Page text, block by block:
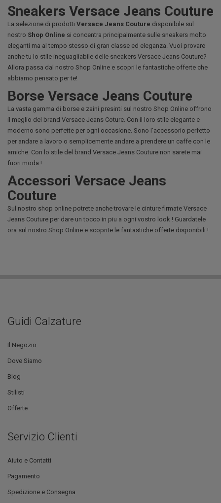
Sneakers Versace Jeans Couture
La selezione di prodotti Versace Jeans Couture disponibile sul
nostro Shop Online si concentra principalmente sulle sneakers molto
eleganti ma al tempo stesso di gran classe ed eleganza. Vuoi provare
anche tu lo stile ineguagliabile delle sneakers Versace Jeans Couture?
Allora passa dal nostro Shop Online e scopri le fantastiche offerte che
abbiamo pensato per te!
Borse Versace Jeans Couture
La vasta gamma di borse e zaini presinti sul nostro Shop Online offrono
il meglio del brand Versace Jeans Coture. Con il loro stile elegante e
moderno sono perfette per ogni occasione. Sono l'accessorio perfetto
per andare a lavoro o semplicemente andare a prendere un caffe con le
amiche. Con lo stile del brand Versace Jeans Couture non sarete mai
fuori moda !
Accessori Versace Jeans
Couture
Sul nostro shop online potrete anche trovare le cinture firmate Versace
Jeans Couture per dare un tocco in piu a ogni vostro look ! Guardatele
ora sul nostro Shop Online e scoprite le fantastiche offerte disponibili !
Guidi Calzature
Il Negozio
Dove Siamo
Blog
Stilisti
Offerte
Servizio Clienti
Aiuto e Contatti
Pagamento
Spedizione e Consegna